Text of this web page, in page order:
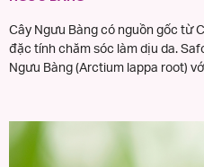
Cây Ngưu Bàng có nguồn gốc từ
đặc tính chăm sóc làm dịu da.
Ngưu Bàng (Arctium lappa root)